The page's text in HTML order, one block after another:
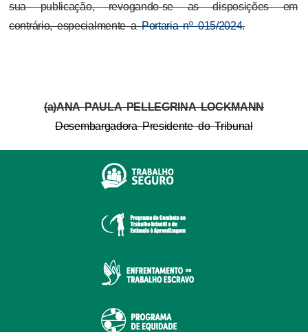
sua publicação, revogando-se as disposições em
contrário, especialmente aPortaria nº 015/2024.
(a)ANA PAULA PELLEGRINA LOCKMANN
Desembargadora Presidente do Tribunal